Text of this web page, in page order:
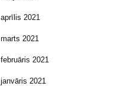
aprīlis 2021
marts 2021
februāris 2021
janvāris 2021